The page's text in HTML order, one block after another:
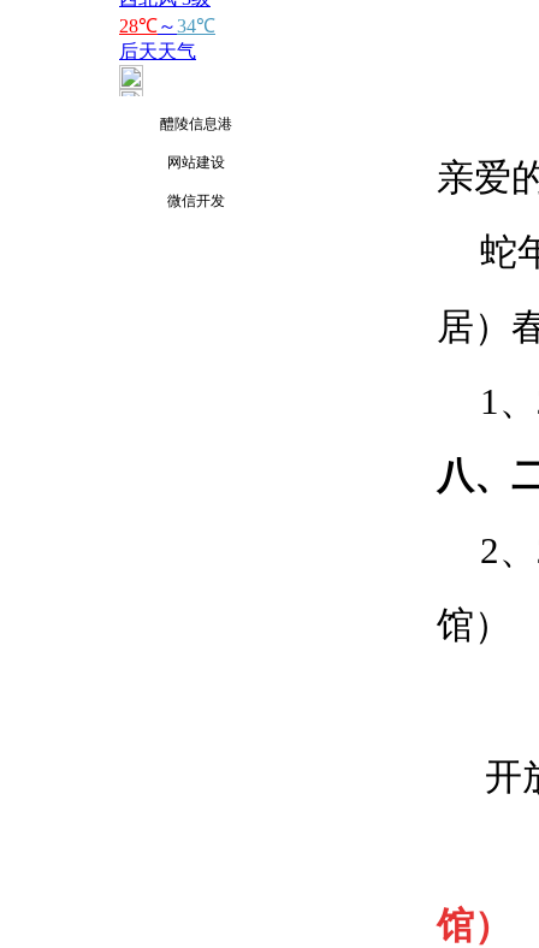
醴陵信息港
网站建设
微信开发
亲爱
蛇
居）
1、
八、
2、
馆）
开
馆）